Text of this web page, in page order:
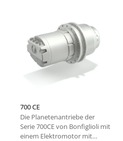
700 CE
Die Planetenantriebe der
Serie 700CE von Bonfiglioli mit
einem Elektromotor mit